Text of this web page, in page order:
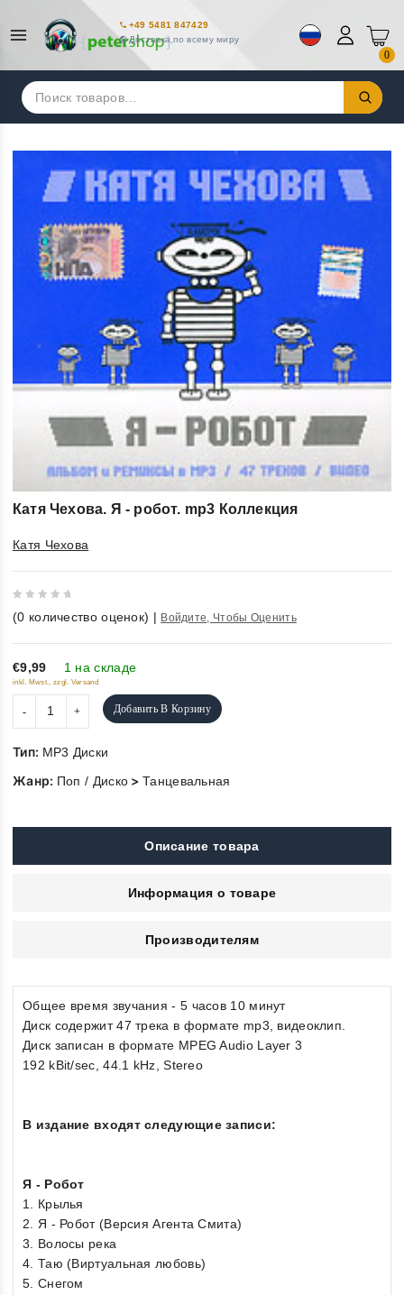
+49 5481 847429
Доставка по всему миру
0
Искать:
Катя Чехова. Я - робот. mp3 Коллекция
Катя Чехова
out
of
5
(0 количество оценок) | Войдите, Чтобы Оценить
€9,99 1 на складе
inkl. Mwst., zzgl. Versand
Добавить В Корзину
Тип: MP3 Диски
Жанр: Поп / Диско >Танцевальная
Описание товара
Информация о товаре
Производителям
Общее время звучания - 5 часов 10 минут
Диск содержит 47 трека в формате mp3, видеоклип.
Диск записан в формате MPEG Audio Layer 3
192 kBit/sec, 44.1 kHz, Stereo
В издание входят следующие записи:
Я - Робот
1. Крылья
2. Я - Робот (Версия Агента Смита)
3. Волосы река
4. Таю (Виртуальная любовь)
5. Снегом